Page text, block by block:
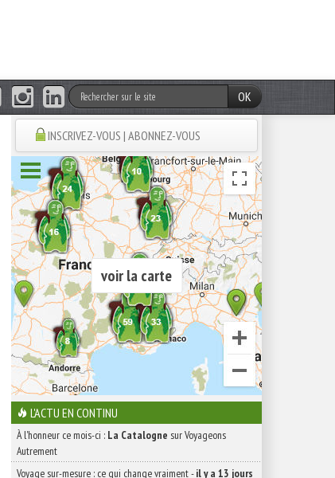
OK
INSCRIVEZ-VOUS | ABONNEZ-VOUS
voir la carte
L'ACTU EN CONTINU
À l'honneur ce mois-ci : La Catalogne sur Voyageons
Autrement
Voyage sur-mesure : ce qui change vraiment-il y a 13 jours